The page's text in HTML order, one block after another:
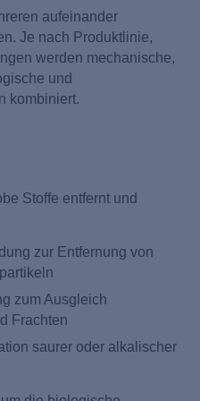
aufeinander
Je nach Produktlinie,
werden mechanische,
und
kombiniert.
Stoffe entfernt und
zur Entfernung von
zum Ausgleich
Frachten
saurer oder alkalischer